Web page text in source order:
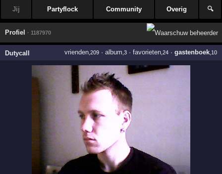
Jij Partyflock Community Overig 🔍
Profiel · 1187970
Dutycall vrienden,209· album ,3· favorieten,24· gastenboek,10